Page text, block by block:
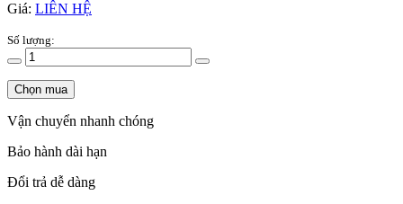
Giá: LIÊN HỆ
Số lượng:
Chọn mua
Vận chuyển nhanh chóng
Bảo hành dài hạn
Đổi trả dễ dàng